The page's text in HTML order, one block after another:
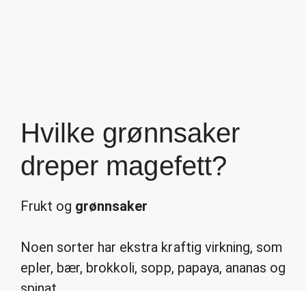
Hvilke grønnsaker
dreper magefett?
Frukt og grønnsaker
Noen sorter har ekstra kraftig virkning, som
epler, bær, brokkoli, sopp, papaya, ananas og